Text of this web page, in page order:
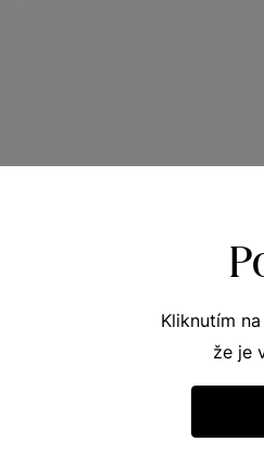
rok je konečně v láhvi.
sáhli a výsledek je zde
v mysli působí
Kliknutím
že je